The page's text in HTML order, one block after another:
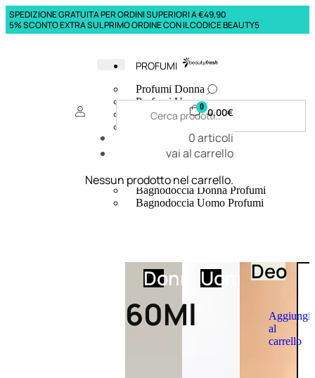
SPEDIZIONE GRATUITA PER ORDINI SUPERIORI A €49,90
5% SCONTO EXTRA SUL PRIMO ORDINE CON IL CODICE BEAUTY5
PROFUMI
Profumi Donna
Profumi Uomo
Deodoranti Donna
Corpo Donna
Corpo Uomo
Creme Mani
Bagnodoccia Donna Profumi
Bagnodoccia Uomo Profumi
DonnaUomoDeo
Aggiungi
al
carrello
0 0,00€
0articoli
vai al carrello
Nessun prodotto nel carrello.
60Ml